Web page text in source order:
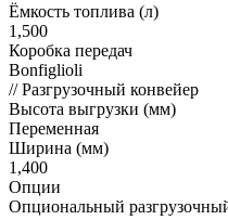
Ёмкость топлива (л)
1,500
Коробка передач
Bonfiglioli
//Разгрузочный конвейер
Высота выгрузки (мм)
Переменная
Ширина (мм)
1,400
Опции
Опциональный